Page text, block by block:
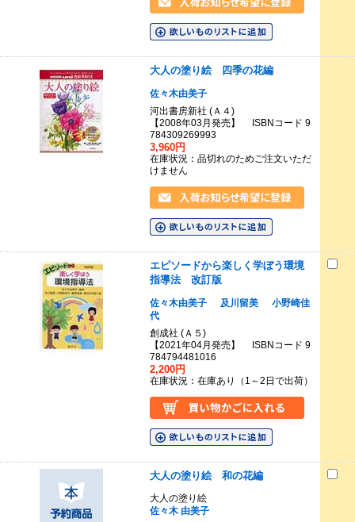
大人の塗り絵 四季の花編
佐々木由美子
河出書房新社 (Ａ４)
【2008年03月発売】 ISBNコード 9
784309269993
3,960円
在庫状況：品切れのためご注文いただ
けません
エピソードから楽しく学ぼう環境
指導法 改訂版
佐々木由美子 及川留美
小野崎佳
代
創成社 (Ａ５)
【2021年04月発売】 ISBNコード 9
784794481016
2,200円
在庫状況：在庫あり（1～2日で出荷）
大人の塗り絵 和の花編
大人の塗り絵
佐々木 由美子